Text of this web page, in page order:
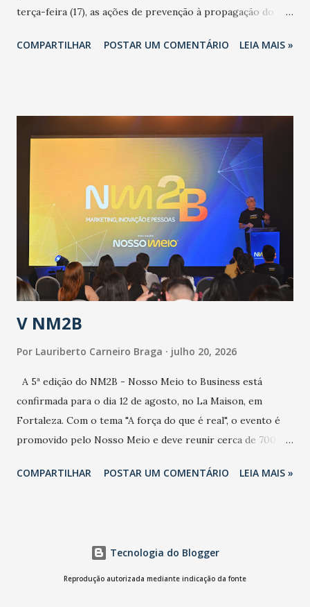
terça-feira (17), as ações de prevenção à propagação do
adotadas pelo Governo do Estado na contenção da
população suspeita e de cuidados com os ambientes
públicos e domiciliares. “Nós não estamos vivendo uma
epidemia comum, como temos em todos os anos, com
aumento de casos de dengue, influenza ou H1N1. Trata-se
de uma epidemia com um vírus diferente, com um poder de
contaminação maior que outros coronavírus”, apontou o
secretário. Segundo ele, é uma epidemia com chance de
contaminação alta, podendo gerar um grande risco à
população e ao sistema de saúde. “Precisamos saber fazer a
estratificação do risco da doença, para não so...
COMPARTILHAR POSTAR UM COMENTÁRIO LEIA MAIS »
V NM2B
Por Lauriberto Carneiro Braga julho 20, 2026
A 5ª edição do NM2B - Nosso Meio to Business está
confirmada para o dia 12 de agosto, no La Maison, em
Fortaleza. Com o tema "A força do que é real", o evento é
promovido pelo Nosso Meio e deve reunir cerca de 700
e lideranças do Mercado Nacional. Desde 2022, o NM2B
LinkedIn, VISA, Grupo 3corações, TikTok e M. Dias Branco.
A nova edição chega em um momento em que autenticidade
COMPARTILHAR POSTAR UM COMENTÁRIO LEIA MAIS »
Tecnologia do Blogger
Reprodução autorizada mediante indicação da fonte